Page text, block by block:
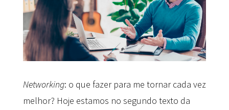
Networking: o que fazer para me tornar cada vez
melhor? Hoje estamos no segundo texto da